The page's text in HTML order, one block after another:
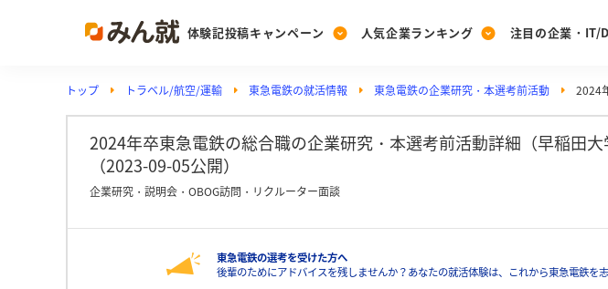
体験記投稿キャンペーン
Post
投稿する
[27卒] 本選考体験
人気企業ランキング
Ranking
ランキングを見る
みんなのDX企業就
Vote
注目の企業・IT/
PickUp
注目の企業特集
動画で知ろう！業界・企業研究
トップ トラベル/航空/運輸 東急電鉄の就活情報 東急電鉄の企業研究・本選考前活動 2024
2024年卒東急電鉄の総合職の企業研究・本選考前活動詳細（早稲田大
（2023-09-05公開）
企業研究・説明会・OBOG訪問・リクルーター面談
東急電鉄の選考を受けた方へ
後輩のためにアドバイスを残しませんか？あなたの就活体験は、これから東急電鉄を